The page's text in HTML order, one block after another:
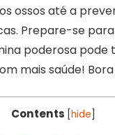
ossos até a
Prepare-se
poderosa pode
mais saúde!
Contents hide